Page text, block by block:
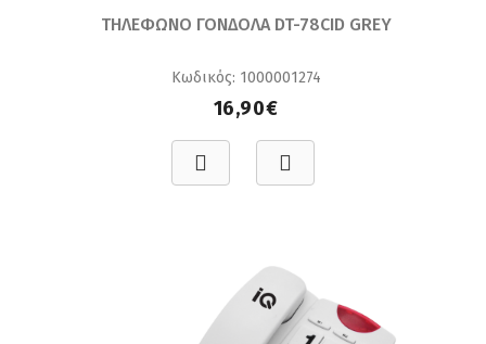
ΤΗΛΕΦΩΝΟ ΓΟΝΔΟΛΑ DT-78CID GREY
Κωδικός: 1000001274
16,90€